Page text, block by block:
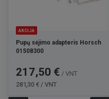
AKCIJA
Pupų sėjimo adapteris Horsch
01508300
Kaina
217,50 € / VNT
281,30 € / VNT